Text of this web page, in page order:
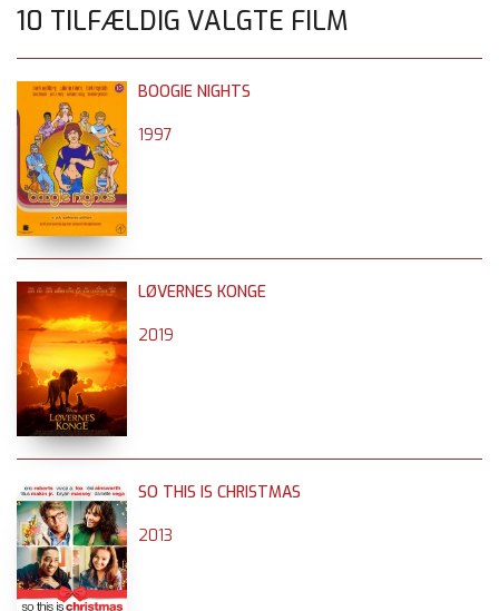
10 TILFÆLDIG VALGTE FILM
BOOGIE NIGHTS
1997
LØVERNES KONGE
2019
SO THIS IS CHRISTMAS
2013